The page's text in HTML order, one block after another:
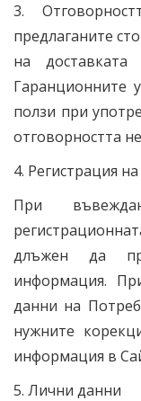
3.
предлаганите
на
Гаранционните
ползи при
отговорността
4. Регистрация
При
длъжен да
информация.
данни на
нужните
информация в
5. Лични данни